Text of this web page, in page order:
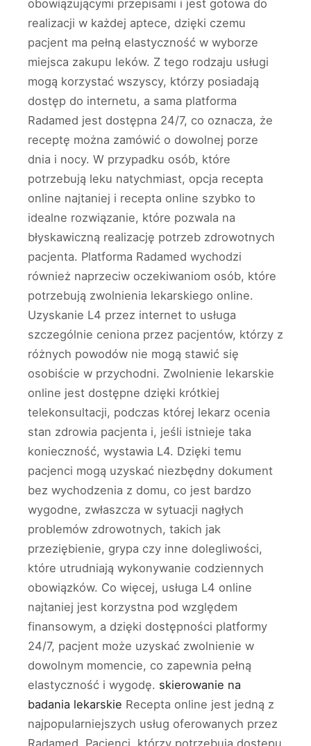
obowiązującymi przepisami i jest gotowa do
realizacji w każdej aptece, dzięki czemu
pacjent ma pełną elastyczność w wyborze
miejsca zakupu leków. Z tego rodzaju usługi
mogą korzystać wszyscy, którzy posiadają
dostęp do internetu, a sama platforma
Radamed jest dostępna 24/7, co oznacza, że
receptę można zamówić o dowolnej porze
dnia i nocy. W przypadku osób, które
potrzebują leku natychmiast, opcja recepta
online najtaniej i recepta online szybko to
idealne rozwiązanie, które pozwala na
błyskawiczną realizację potrzeb zdrowotnych
pacjenta. Platforma Radamed wychodzi
również naprzeciw oczekiwaniom osób, które
potrzebują zwolnienia lekarskiego online.
Uzyskanie L4 przez internet to usługa
szczególnie ceniona przez pacjentów, którzy z
różnych powodów nie mogą stawić się
osobiście w przychodni. Zwolnienie lekarskie
online jest dostępne dzięki krótkiej
telekonsultacji, podczas której lekarz ocenia
stan zdrowia pacjenta i, jeśli istnieje taka
konieczność, wystawia L4. Dzięki temu
pacjenci mogą uzyskać niezbędny dokument
bez wychodzenia z domu, co jest bardzo
wygodne, zwłaszcza w sytuacji nagłych
problemów zdrowotnych, takich jak
przeziębienie, grypa czy inne dolegliwości,
które utrudniają wykonywanie codziennych
obowiązków. Co więcej, usługa L4 online
najtaniej jest korzystna pod względem
finansowym, a dzięki dostępności platformy
24/7, pacjent może uzyskać zwolnienie w
dowolnym momencie, co zapewnia pełną
elastyczność i wygodę. skierowanie na
badania lekarskie Recepta online jest jedną z
najpopularniejszych usług oferowanych przez
Radamed. Pacjenci, którzy potrzebują dostępu